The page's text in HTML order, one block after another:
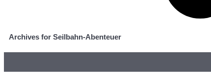
Archives for Seilbahn-Abenteuer